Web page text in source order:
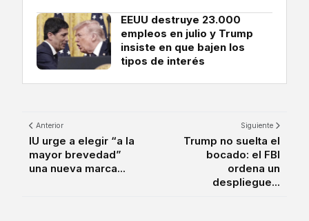
EEUU destruye 23.000
empleos en julio y Trump
insiste en que bajen los
tipos de interés
Anterior
IU urge a elegir “a la
mayor brevedad”
una nueva marca...
Siguiente
Trump no suelta el
bocado: el FBI
ordena un
despliegue...